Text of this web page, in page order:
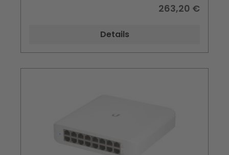
263,20 €
Details